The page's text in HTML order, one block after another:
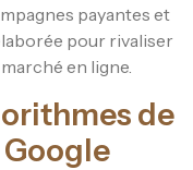
payantes et
pour rivaliser
en ligne.
de